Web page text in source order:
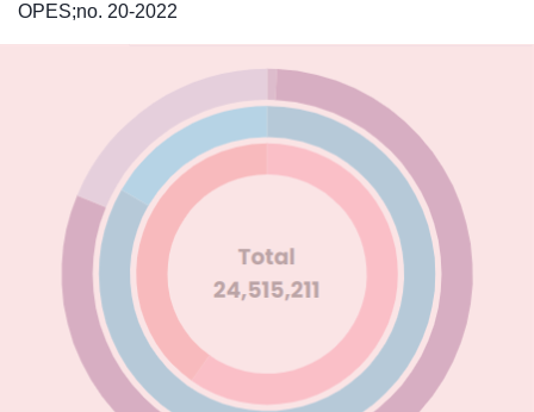
OPES;no. 20-2022